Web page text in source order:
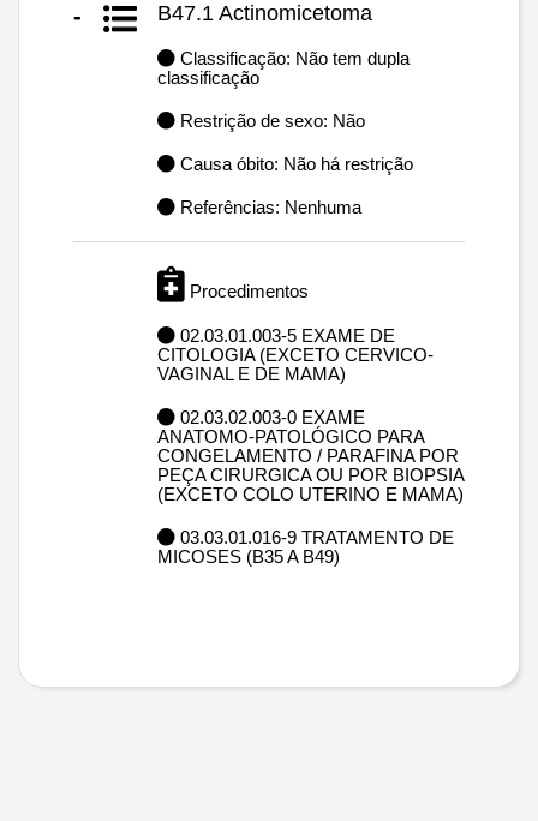
- B47.1 Actinomicetoma
Classificação: Não tem dupla
classificação
Restrição de sexo: Não
Causa óbito: Não há restrição
Referências: Nenhuma
Procedimentos
02.03.01.003-5 EXAME DE
CITOLOGIA (EXCETO CERVICO-
VAGINAL E DE MAMA)
02.03.02.003-0 EXAME
ANATOMO-PATOLÓGICO PARA
CONGELAMENTO / PARAFINA POR
PEÇA CIRURGICA OU POR BIOPSIA
(EXCETO COLO UTERINO E MAMA)
03.03.01.016-9 TRATAMENTO DE
MICOSES (B35 A B49)